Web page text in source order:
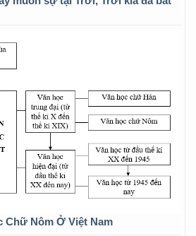
Chữ Nôm Ở Việt Nam